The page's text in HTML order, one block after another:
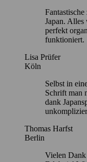
Japan. Alles
perfekt
funktioniert.
Lisa Prüfer
Köln
Selbst in
Schrift man
dank
Thomas Harfst
Berlin
Vielen Dank